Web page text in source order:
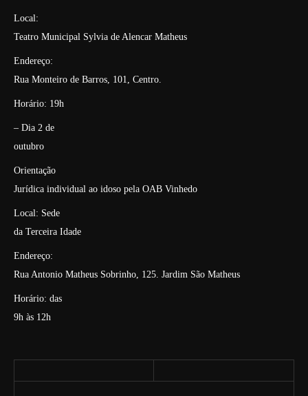
Local:
Teatro Municipal Sylvia de Alencar Matheus
Endereço:
Rua Monteiro de Barros, 101, Centro.
Horário: 19h
– Dia 2 de
outubro
Orientação
Jurídica individual ao idoso pela OAB Vinhedo
Local: Sede
da Terceira Idade
Endereço:
Rua Antonio Matheus Sobrinho, 125. Jardim São Matheus
Horário: das
9h às 12h